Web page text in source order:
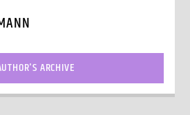
ARCHIVE